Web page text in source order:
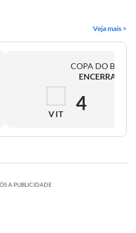
Veja mais >
COPA DO
ENCERRADO
VIT 4
A PUBLICIDADE